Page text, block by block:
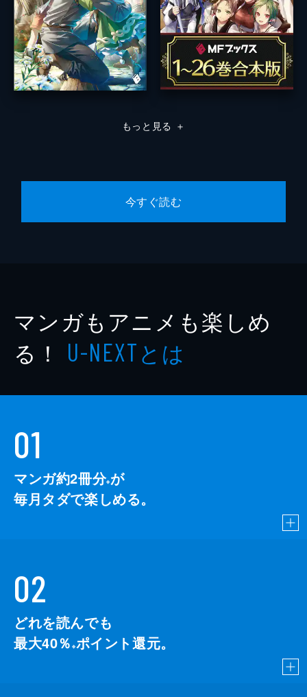
もっと見る ＋
今すぐ読む
マンガもアニメも楽しめ
る！ U-NEXTとは
01
マンガ約2冊分※が
毎月タダで楽しめる。
02
どれを読んでも
最大40％ ※ポイント還元。